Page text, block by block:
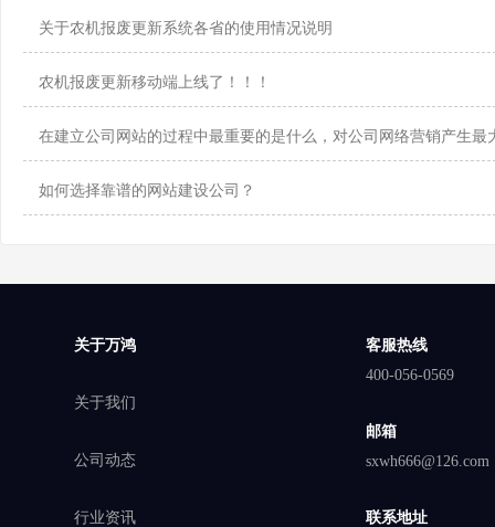
关于农机报废更新系统各省的使用情况说明
农机报废更新移动端上线了！！！
在建立公司网站的过程中最重要的是什么，对公司网络营销产生最
如何选择靠谱的网站建设公司？
关于万鸿
关于我们
公司动态
行业资讯
客服热线
400-056-0569
邮箱
sxwh666@126.com
联系地址